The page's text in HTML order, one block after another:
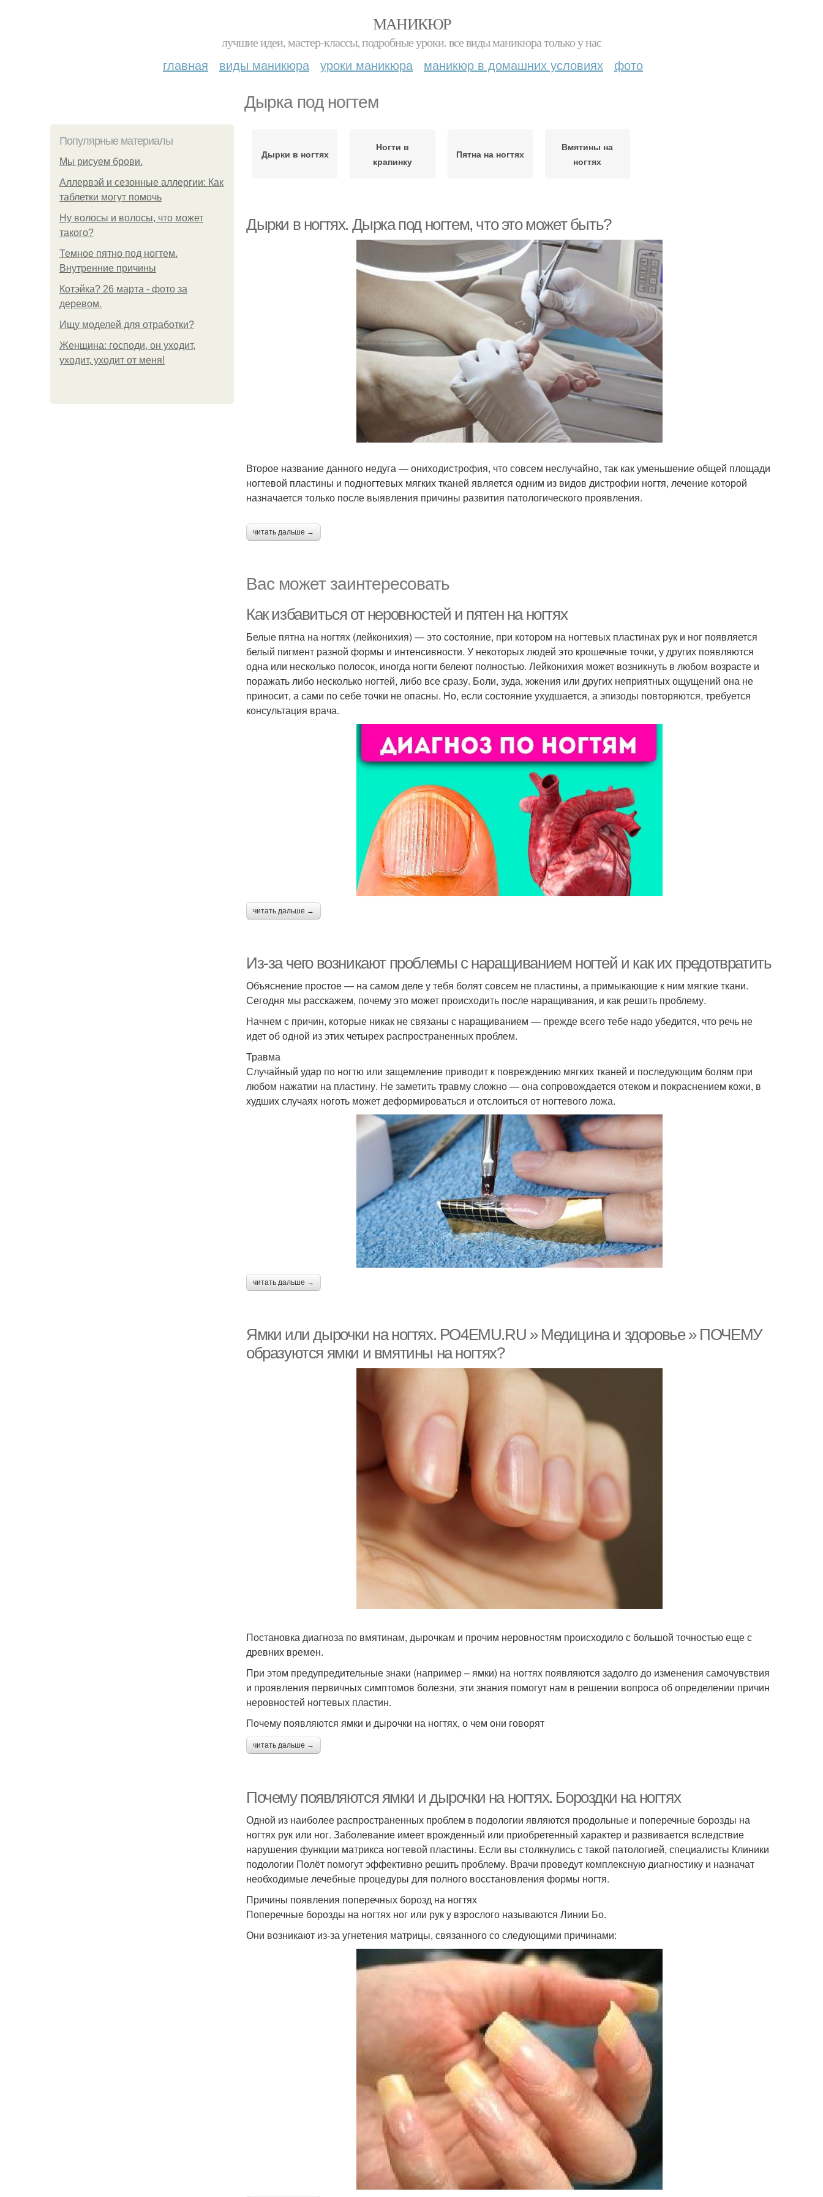
МАНИКЮР
лучшие идеи, мастер-классы, подробные уроки. все виды маникюра только у нас
главная виды маникюра уроки маникюра маникюр в домашних условиях фото
Дырка под ногтем
Популярные материалы
Мы рисуем брови.
Аллервэй и сезонные аллергии: Как
таблетки могут помочь
Ну волосы и волосы, что может
такого?
Темное пятно под ногтем.
Внутренние причины
Котэйка? 26 марта - фото за
деревом.
Ищу моделей для отработки?
Женщина: господи, он уходит,
уходит, уходит от меня!
Дырки в ногтях
Ногти в
крапинку
Пятна на ногтях
Вмятины на
ногтях
Дырки в ногтях. Дырка под ногтем, что это может быть?
Второе название данного недуга — ониходистрофия, что совсем неслучайно, так как уменьшение общей площади
ногтевой пластины и подногтевых мягких тканей является одним из видов дистрофии ногтя, лечение которой
назначается только после выявления причины развития патологического проявления.
читать дальше →
Вас может заинтересовать
Как избавиться от неровностей и пятен на ногтях
Белые пятна на ногтях (лейконихия) — это состояние, при котором на ногтевых пластинах рук и ног появляется
белый пигмент разной формы и интенсивности. У некоторых людей это крошечные точки, у других появляются
одна или несколько полосок, иногда ногти белеют полностью. Лейконихия может возникнуть в любом возрасте и
поражать либо несколько ногтей, либо все сразу. Боли, зуда, жжения или других неприятных ощущений она не
приносит, а сами по себе точки не опасны. Но, если состояние ухудшается, а эпизоды повторяются, требуется
консультация врача.
читать дальше →
Из-за чего возникают проблемы с наращиванием ногтей и как их предотвратить
Объяснение простое — на самом деле у тебя болят совсем не пластины, а примыкающие к ним мягкие ткани.
Сегодня мы расскажем, почему это может происходить после наращивания, и как решить проблему.
Начнем с причин, которые никак не связаны с наращиванием — прежде всего тебе надо убедится, что речь не
идет об одной из этих четырех распространенных проблем.
Травма
Случайный удар по ногтю или защемление приводит к повреждению мягких тканей и последующим болям при
любом нажатии на пластину. Не заметить травму сложно — она сопровождается отеком и покраснением кожи, в
худших случаях ноготь может деформироваться и отслоиться от ногтевого ложа.
читать дальше →
Ямки или дырочки на ногтях. PO4EMU.RU » Медицина и здоровье » ПОЧЕМУ
образуются ямки и вмятины на ногтях?
Постановка диагноза по вмятинам, дырочкам и прочим неровностям происходило с большой точностью еще с
древних времен.
При этом предупредительные знаки (например – ямки) на ногтях появляются задолго до изменения самочувствия
и проявления первичных симптомов болезни, эти знания помогут нам в решении вопроса об определении причин
неровностей ногтевых пластин.
Почему появляются ямки и дырочки на ногтях, о чем они говорят
читать дальше →
Почему появляются ямки и дырочки на ногтях. Бороздки на ногтях
Одной из наиболее распространенных проблем в подологии являются продольные и поперечные борозды на
ногтях рук или ног. Заболевание имеет врожденный или приобретенный характер и развивается вследствие
нарушения функции матрикса ногтевой пластины. Если вы столкнулись с такой патологией, специалисты Клиники
подологии Полёт помогут эффективно решить проблему. Врачи проведут комплексную диагностику и назначат
необходимые лечебные процедуры для полного восстановления формы ногтя.
Причины появления поперечных борозд на ногтях
Поперечные борозды на ногтях ног или рук у взрослого называются Линии Бо.
Они возникают из-за угнетения матрицы, связанного со следующими причинами: